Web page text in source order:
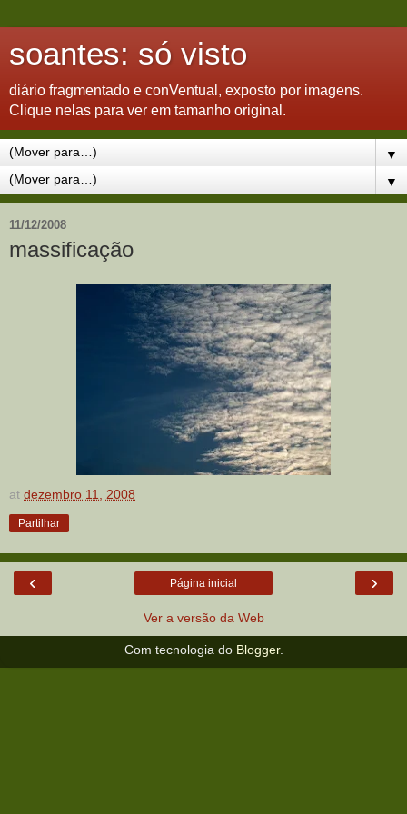
soantes: só visto
diário fragmentado e conVentual, exposto por imagens.
Clique nelas para ver em tamanho original.
▼
▼
11/12/2008
massificação
at dezembro 11, 2008
Partilhar
‹ ›
Página inicial
Ver a versão da Web
Com tecnologia do Blogger.